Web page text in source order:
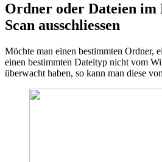
Ordner oder Dateien im
Scan ausschliessen
Möchte man einen bestimmten Ordner,
einen bestimmten Dateityp nicht vom
überwacht haben, so kann man diese